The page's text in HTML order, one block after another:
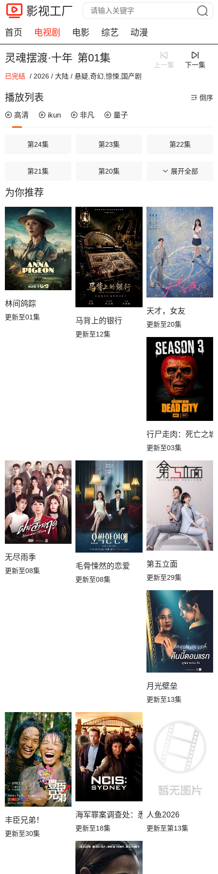
影视工厂
首页 电视剧 电影 综艺 动漫
灵魂摆渡·十年 第01集
已完结 / 2026 / 大陆 / 悬疑,奇幻,惊悚,国产剧
上一集 下一集
播放列表 倒序
高清 ikun 非凡 量子
第24集 第23集 第22集
第21集 第20集 第19集
第18集
第15集 第14集 第13集
第12集 第11集 第10集
第09集 第08集 第07集
第06集 第05集 第04集
第02集
展开全部
为你推荐
林间鸽踪
更新至01集 马背上的银行
更新至12集
天才，女友
更新至20集
行尸走肉：死亡之
更新至03集
无尽雨季
更新至08集
毛骨悚然的恋爱
更新至08集
第五立面
更新至29集
月光壁垒
更新至13集
丰臣兄弟！
更新至30集
海军罪案调查处：悉尼第三季
更新至18集
人鱼2026
更新至第13集